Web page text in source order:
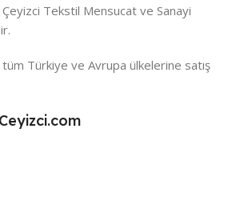
Çeyizci Tekstil Mensucat ve Sanayi
tüm Türkiye ve Avrupa ülkelerine satış